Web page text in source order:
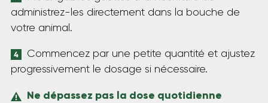
administrez-les directement dans la bouche de
votre animal.
Commencez par une petite quantité et ajustez
progressivement le dosage si nécessaire.
Ne dépassez pas la dose quotidienne